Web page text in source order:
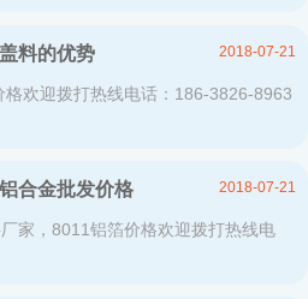
料的优势
欢迎拨打热线电话：186-3826-8963
2018-07-21
合金批发价格
家，8011铝箔价格欢迎拨打热线电
2018-07-21